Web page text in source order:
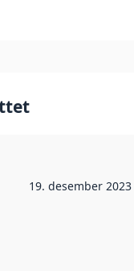
datoen
ble
19. desember 2023